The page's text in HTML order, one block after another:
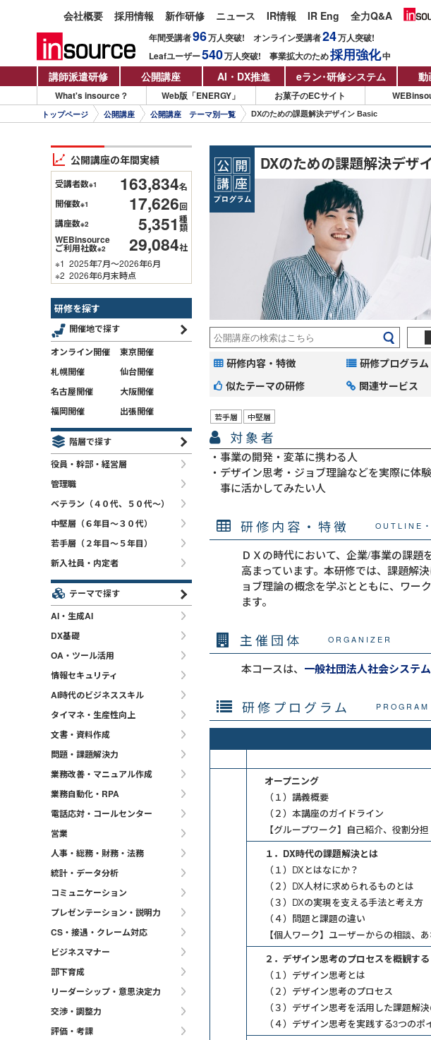
会社概要 採用情報 新作研修 ニュース IR情報 IR Eng 全力Q&A
年間受講者96万人突破! オンライン受講者24万人突破!
Leafユーザー540万人突破! 事業拡大のため採用強化中
講師派遣研修
公開講座 AI・DX推進 eラン・研修システム 動
What's insource？ Web版「ENERGY」 お菓子のECサイト
トップページ 公開講座 公開講座 テーマ別一覧 DXのための課題解決デザイン Basic
DXのための課題解決デザ
研修内容・特徴 研修プログラム
似たテーマの研修
関連サービス
対象者
若手層 中堅層
事業の開発・変革に携わる人
デザイン思考・ジョブ理論などを実際に体
事に活かしてみたい人
研修内容・特徴 OUTLINE
ＤＸの時代において、企業/事業の課
高まっています。本研修では、課題解
ョブ理論の概念を学ぶとともに、ワー
ます。
主催団体 ORGANIZER
本コースは、 一般社団法人社会システ
研修プログラム PROGRAM
オープニング
（１）講義概要
（２）本講座のガイドライン
【グループワーク】自己紹介、役割分担
１．DX時代の課題解決とは
（１）DXとはなにか？
（２）DX人材に求められるものとは
（３）DXの実現を支える手法と考え方
（４）問題と課題の違い
【個人ワーク】ユーザーからの相談、
２．デザイン思考のプロセスを概観する
（１）デザイン思考とは
（２）デザイン思考のプロセス
（３）デザイン思考を活用した課題解
（４）デザイン思考を実践する3つのポ
公開講座の年間実績
受講者数※1 163,834名
開催数※1 17,626回
講座数※2 5,351 種
類
WEBinsource
ご利用社数※2 29,084社
※1 2025年7月～2026年6月
※2 2026年6月末時点
研修を探す
開催地で探す
オンライン開催
東京開催
札幌開催
仙台開催
名古屋開催
大阪開催
福岡開催
出張開催
階層で探す
役員・幹部・経営層
管理職
ベテラン（４０代、５０代～）
中堅層（６年目～３０代）
若手層（２年目～５年目）
新入社員・内定者
テーマで探す
AI・生成AI
DX基礎
OA・ツール活用
情報セキュリティ
AI時代のビジネススキル
タイマネ・生産性向上
文書・資料作成
問題・課題解決力
業務改善・マニュアル作成
業務自動化・RPA
電話応対・コールセンター
営業
人事・総務・財務・法務
統計・データ分析
コミュニケーション
プレゼンテーション・説明力
CS・接遇・クレーム対応
ビジネスマナー
部下育成
リーダーシップ・意思決定力
交渉・調整力
評価・考課